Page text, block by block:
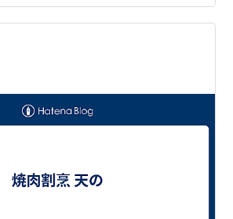
ーでゆっくりデートや一人の時間を
すめです！